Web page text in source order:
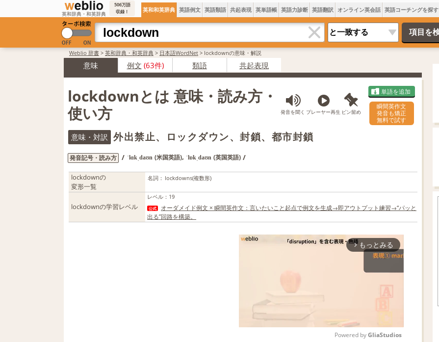
英和辞典・和英辞典
506万語
収録！
英和和英辞典 英語例文 英語類語 共起表現 英単語帳 英語力診断 英語翻訳 オンライン英会話 英語コーチングを探す
Weblio 辞書 > 英和辞典・和英辞典 > 日本語WordNet > lockdownの意味・解説
意味 例文 (63件) 類語 共起表現
lockdownとは 意味・読み方・
使い方
発音を聞く プレーヤー再生 ピン留め
単語を追加
瞬間英作文
発音も矯正
無料で試す
意味・対訳 外出禁止、ロックダウン、封鎖、都市封鎖
発音記号・読み方 / ˈlɑkˌdaʊn (米国英語), ˈlɒkˌdaʊn (英国英語) /
lockdownの
変形一覧
名詞： lockdowns(複数形)
lockdownの学習レベル
レベル ： 19
公式
オーダメイド例文 × 瞬間英作文：言いたいこと起点で例文を生成→即アウトプット練習→“パッと
出る”回路を構築。
arrow_forward_ios もっとみる
Powered by GliaStudios